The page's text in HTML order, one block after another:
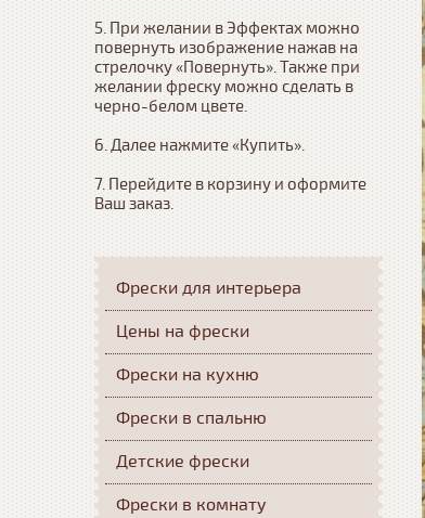
5. При желании в Эффектах можно
повернуть изображение нажав на
стрелочку «Повернуть». Также при
желании фреску можно сделать в
черно-белом цвете.
6. Далее нажмите «Купить».
7. Перейдите в корзину и оформите
Ваш заказ.
Фрески для интерьера
Цены на фрески
Фрески на кухню
Фрески в спальню
Детские фрески
Фрески в комнату